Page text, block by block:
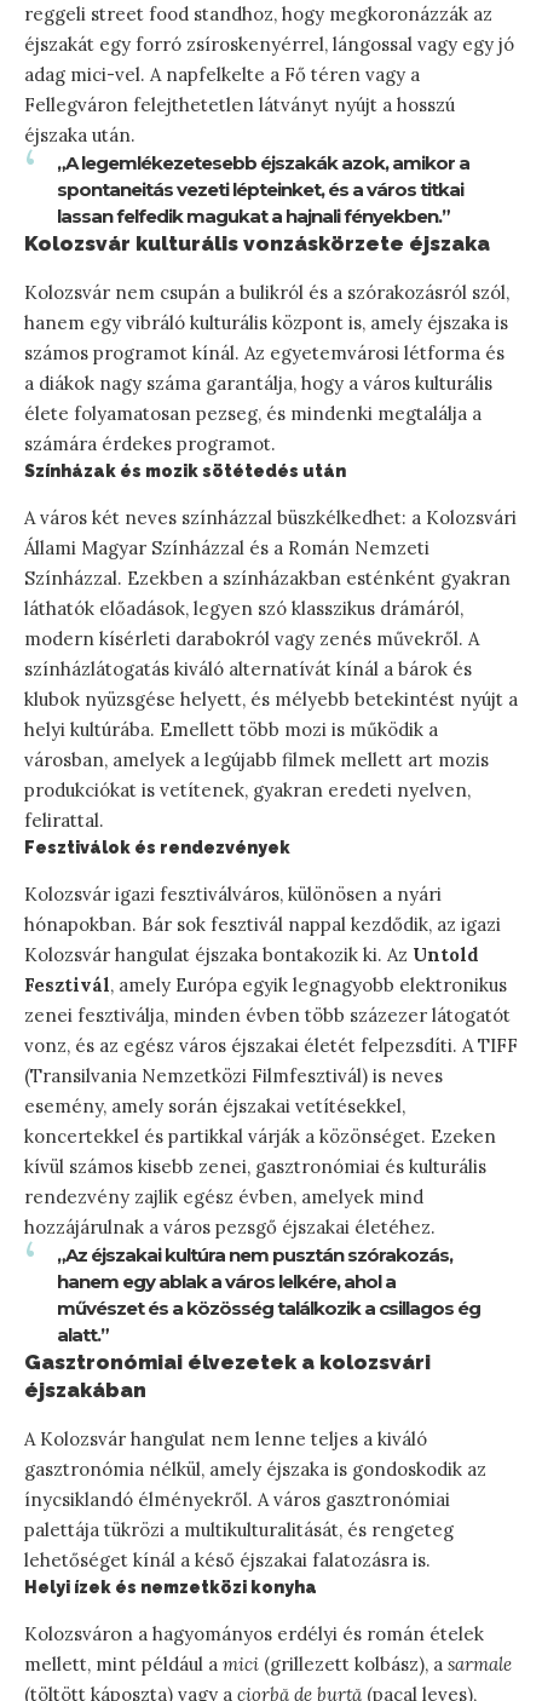
reggeli street food standhoz, hogy megkoronázzák az
éjszakát egy forró zsíroskenyérrel, lángossal vagy egy jó
adag mici-vel. A napfelkelte a Fő téren vagy a
Fellegváron felejthetetlen látványt nyújt a hosszú
éjszaka után.
„A legemlékezetesebb éjszakák azok, amikor a
spontaneitás vezeti lépteinket, és a város titkai
lassan felfedik magukat a hajnali fényekben.”
Kolozsvár kulturális vonzáskörzete éjszaka
Kolozsvár nem csupán a bulikról és a szórakozásról szól,
hanem egy vibráló kulturális központ is, amely éjszaka is
számos programot kínál. Az egyetemvárosi létforma és
a diákok nagy száma garantálja, hogy a város kulturális
élete folyamatosan pezseg, és mindenki megtalálja a
számára érdekes programot.
Színházak és mozik sötétedés után
A város két neves színházzal büszkélkedhet: a Kolozsvári
Állami Magyar Színházzal és a Román Nemzeti
Színházzal. Ezekben a színházakban esténként gyakran
láthatók előadások, legyen szó klasszikus drámáról,
modern kísérleti darabokról vagy zenés művekről. A
színházlátogatás kiváló alternatívát kínál a bárok és
klubok nyüzsgése helyett, és mélyebb betekintést nyújt a
helyi kultúrába. Emellett több mozi is működik a
városban, amelyek a legújabb filmek mellett art mozis
produkciókat is vetítenek, gyakran eredeti nyelven,
felirattal.
Fesztiválok és rendezvények
Kolozsvár igazi fesztiválváros, különösen a nyári
hónapokban. Bár sok fesztivál nappal kezdődik, az igazi
Kolozsvár hangulat éjszaka bontakozik ki. Az Untold
Fesztivál, amely Európa egyik legnagyobb elektronikus
zenei fesztiválja, minden évben több százezer látogatót
vonz, és az egész város éjszakai életét felpezsdíti. A TIFF
(Transilvania Nemzetközi Filmfesztivál) is neves
esemény, amely során éjszakai vetítésekkel,
koncertekkel és partikkal várják a közönséget. Ezeken
kívül számos kisebb zenei, gasztronómiai és kulturális
rendezvény zajlik egész évben, amelyek mind
hozzájárulnak a város pezsgő éjszakai életéhez.
„Az éjszakai kultúra nem pusztán szórakozás,
hanem egy ablak a város lelkére, ahol a
művészet és a közösség találkozik a csillagos ég
alatt.”
Gasztronómiai élvezetek a kolozsvári
éjszakában
A Kolozsvár hangulat nem lenne teljes a kiváló
gasztronómia nélkül, amely éjszaka is gondoskodik az
ínycsiklandó élményekről. A város gasztronómiai
palettája tükrözi a multikulturalitását, és rengeteg
lehetőséget kínál a késő éjszakai falatozásra is.
Helyi ízek és nemzetközi konyha
Kolozsváron a hagyományos erdélyi és román ételek
mellett, mint például a mici (grillezett kolbász), a sarmale
(töltött káposzta) vagy a ciorbă de burtă (pacal leves),